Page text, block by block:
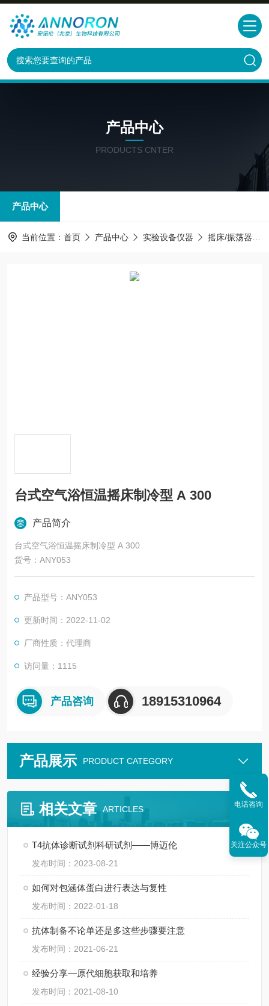
产品中心
PRODUCTS CNTER
产品中心
当前位置： 首页 产品中心 实验设备仪器 摇床/振荡器
台式空气浴恒温摇床制冷型 A 300
产品简介
台式空气浴恒温摇床制冷型 A 300
货号：ANY053
产品型号：ANY053
更新时间：2022-11-02
厂商性质：代理商
访问量：1115
产品咨询 18915310964
产品展示 PRODUCT CATEGORY
相关文章 ARTICLES
T4抗体诊断试剂科研试剂——博迈伦
发布时间：2023-08-21
如何对包涵体蛋白进行表达与复性
发布时间：2022-01-18
抗体制备不论单还是多这些步骤要注意
发布时间：2021-06-21
经验分享—原代细胞获取和培养
发布时间：2021-08-10
电话咨询
关注公众号